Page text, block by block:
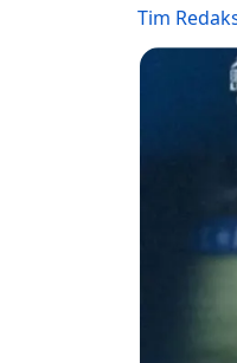
Tim